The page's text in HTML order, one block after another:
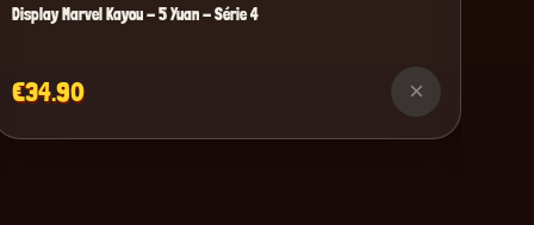
Display Marvel Kayou - 5 Yuan - Série 4
€34.90 ×